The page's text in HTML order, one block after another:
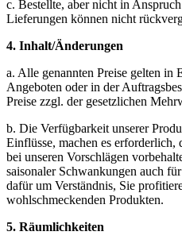
c. Bestellte, aber nicht in
Lieferungen können nicht
4. Inhalt/Änderungen
a. Alle genannten Preise gelten in
Angeboten oder in der
Preise zzgl. der gesetzlichen
b. Die Verfügbarkeit unserer
Einflüsse, machen es erforderlich,
bei unseren Vorschlägen
saisonaler Schwankungen auch
dafür um Verständnis, Sie
wohlschmeckenden Produkten.
5. Räumlichkeiten